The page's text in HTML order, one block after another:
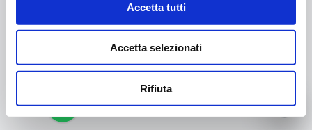
Accetta tutti
Accetta selezionati
Rifiuta